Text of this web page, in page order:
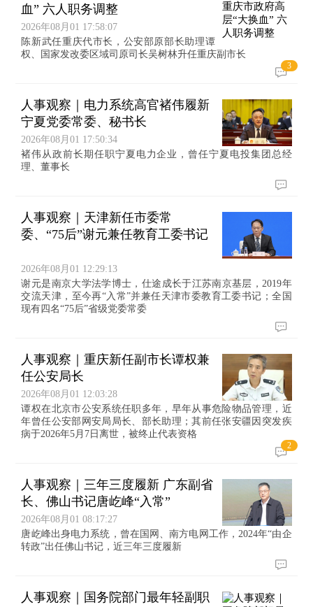
血” 六人职务调整
2026年08月01 17:58:07
陈新武任重庆代市长，公安部原部长助理谭
权、国家发改委区域司原司长吴树林升任重庆副市长
3
人事观察｜电力系统高官褚伟履新
宁夏党委常委、秘书长
2026年08月01 17:50:34
褚伟从政前长期任职宁夏电力企业，曾任宁夏电投集团总经
理、董事长
人事观察｜天津新任市委常
委、“75后”谢元兼任教育工委书记
2026年08月01 12:29:13
谢元是南京大学法学博士，仕途成长于江苏南京基层，2019年
交流天津，至今再“入常”并兼任天津市委教育工委书记；全国
现有四名“75后”省级党委常委
人事观察｜重庆新任副市长谭权兼
任公安局长
2026年08月01 12:03:28
谭权在北京市公安系统任职多年，早年从事危险物品管理，近
年曾任公安部网安局局长、部长助理；其前任张安疆因突发疾
病于2026年5月7日离世，被终止代表资格
2
人事观察｜三年三度履新 广东副省
长、佛山书记唐屹峰“入常”
2026年08月01 08:17:27
唐屹峰出身电力系统，曾在国网、南方电网工作，2024年“由企
转政”出任佛山书记，近三年三度履新
人事观察｜国务院部门最年轻副职